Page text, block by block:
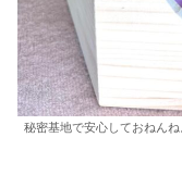
秘密基地で安心しておねんね